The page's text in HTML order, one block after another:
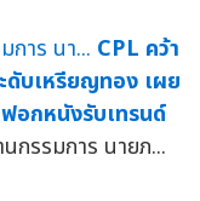
CPL คว้า
ดับเหรียญทอง เผย
อกหนังรับเทรนด์
กรรมการ นายภ...